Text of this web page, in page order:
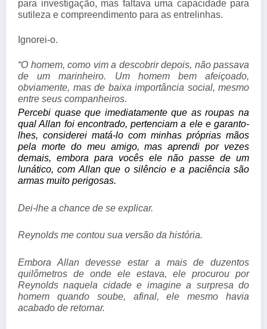
para investigação, mas faltava uma capacidade para
sutileza e compreendimento para as entrelinhas.
Ignorei-o.
“O homem, como vim a descobrir depois, não passava
de um marinheiro. Um homem bem afeiçoado,
obviamente, mas de baixa importância social, mesmo
entre seus companheiros.
Percebi quase que imediatamente que as roupas na
qual Allan foi encontrado, pertenciam a ele e garanto-
lhes, considerei matá-lo com minhas próprias mãos
pela morte do meu amigo, mas aprendi por vezes
demais, embora para vocês ele não passe de um
lunático, com Allan que o silêncio e a paciência são
armas muito perigosas.
Dei-lhe a chance de se explicar.
Reynolds me contou sua versão da história.
Embora Allan devesse estar a mais de duzentos
quilômetros de onde ele estava, ele procurou por
Reynolds naquela cidade e imagine a surpresa do
homem quando soube, afinal, ele mesmo havia
acabado de retornar.